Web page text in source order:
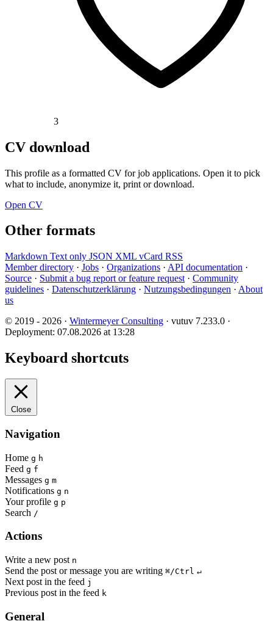
3
CV download
This profile as a formatted CV for job applications. Open it to pick
what to include, anonymize it, print or download.
Open CV
Other formats
Markdown Text only JSON XML vCard RSS
Member directory · Jobs · Organizations · API documentation ·
Source · Submit a bug report or feature request · Community
guidelines · Datenschutzerklärung · Nutzungsbedingungen · About
us
© 2019 - 2026 · Wintermeyer Consulting · vutuv 7.233.0 ·
Deployment: 07.08.2026 at 13:28
Keyboard shortcuts
Close
Navigation
Home g h
Feed g f
Messages g m
Notifications g n
Your profile g p
Search /
Actions
Write a new post n
Send the post or message you are writing ⌘/Ctrl ↵
Next post in the feed j
Previous post in the feed k
General